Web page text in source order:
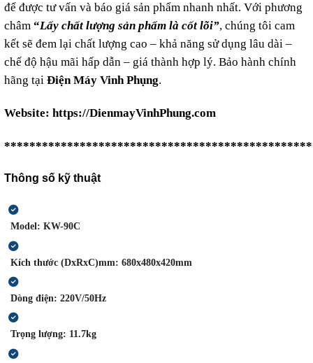
để được tư vấn và báo giá sản phẩm nhanh nhất. Với phương
châm “Lấy chất lượng sản phẩm là cốt lõi”, chúng tôi cam
kết sẽ đem lại chất lượng cao – khả năng sử dụng lâu dài –
chế độ hậu mãi hấp dẫn – giá thành hợp lý. Bảo hành chính
hãng tại Điện Máy Vinh Phụng.
Website: https://DienmayVinhPhung.com
Thông số kỹ thuật
Model: KW-90C
Kích thước (DxRxC)mm: 680x480x420mm
Dòng điện: 220V/50Hz
Trọng lượng: 11.7kg